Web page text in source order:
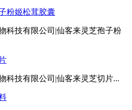
粉姬松茸胶囊
科技有限公司|仙客来灵芝孢子粉
科技有限公司|仙客来灵芝切片...